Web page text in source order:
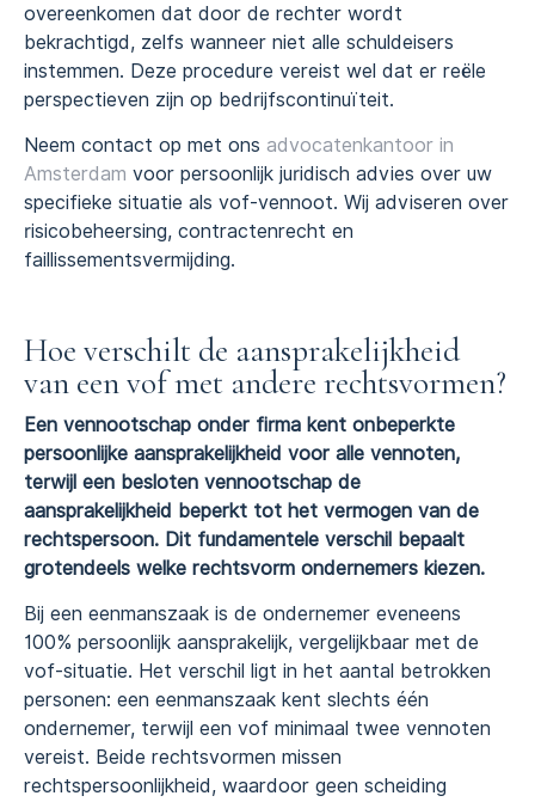
overeenkomen dat door de rechter wordt
bekrachtigd, zelfs wanneer niet alle schuldeisers
instemmen. Deze procedure vereist wel dat er reële
perspectieven zijn op bedrijfscontinuïteit.
Neem contact op met ons advocatenkantoor in
Amsterdam voor persoonlijk juridisch advies over uw
specifieke situatie als vof-vennoot. Wij adviseren over
risicobeheersing, contractenrecht en
faillissementsvermijding.
Hoe verschilt de aansprakelijkheid
van een vof met andere rechtsvormen?
Een vennootschap onder firma kent onbeperkte
persoonlijke aansprakelijkheid voor alle vennoten,
terwijl een besloten vennootschap de
aansprakelijkheid beperkt tot het vermogen van de
rechtspersoon. Dit fundamentele verschil bepaalt
grotendeels welke rechtsvorm ondernemers kiezen.
Bij een eenmanszaak is de ondernemer eveneens
100% persoonlijk aansprakelijk, vergelijkbaar met de
vof-situatie. Het verschil ligt in het aantal betrokken
personen: een eenmanszaak kent slechts één
ondernemer, terwijl een vof minimaal twee vennoten
vereist. Beide rechtsvormen missen
rechtspersoonlijkheid, waardoor geen scheiding